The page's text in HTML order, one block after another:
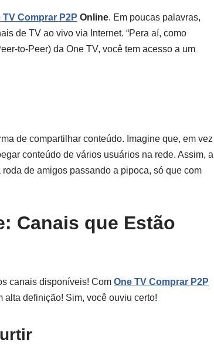
TV Comprar P2P Online. Em poucas palavras,
de TV ao vivo via Internet. “Pera aí, como
to-Peer) da One TV, você tem acesso a um
de compartilhar conteúdo. Imagine que, em vez
conteúdo de vários usuários na rede. Assim, a
de amigos passando a pipoca, só que com
Canais que Estão
canais disponíveis! Com One TV Comprar P2P
alta definição! Sim, você ouviu certo!